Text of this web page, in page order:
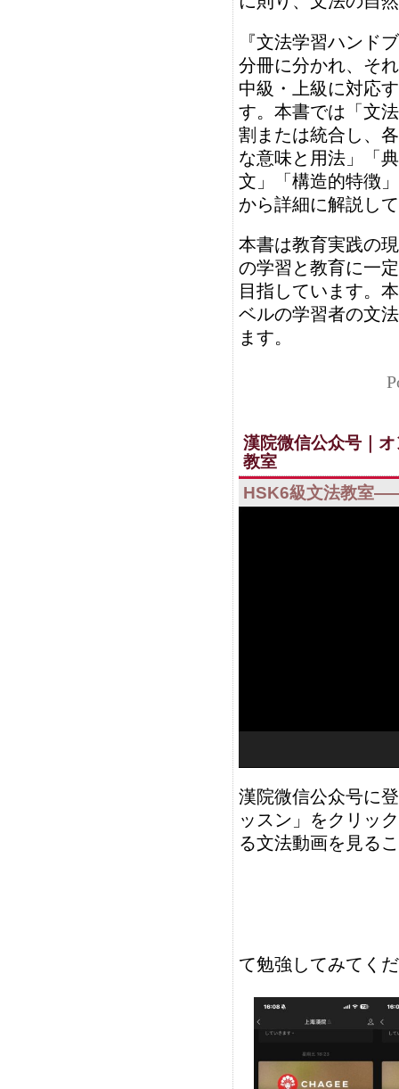
『文法学習ハンド
分冊に分かれ、そ
中級・上級に対応
す。本書では「文
割または統合し、
な意味と用法」「
文」「構造的特徴
から詳細に解説し
本書は教育実践の
の学習と教育に一
目指しています。
ベルの学習者の文
ます。
漢院微信公众号｜
教室
HSK6級文法教室
漢院微信公众号に
ッスン」をクリッ
る文法動画を見る
て勉強してみてく